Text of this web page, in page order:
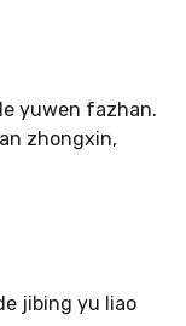
yuwen fazhan.
zhongxin,
jibing yu liao